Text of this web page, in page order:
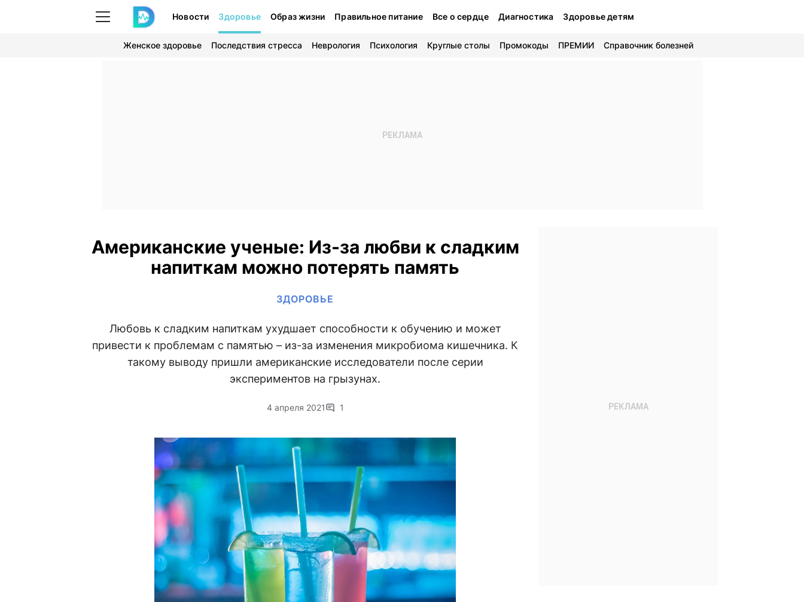
Новости Здоровье Образ жизни Правильное питание Все о сердце Диагностика Здоровье детям
Женское здоровье Последствия стресса Неврология Психология Круглые столы Промокоды ПРЕМИИ Справочник болезней
Американские ученые: Из-за любви к сладким
напиткам можно потерять память
ЗДОРОВЬЕ
Любовь к сладким напиткам ухудшает способности к обучению и может
привести к проблемам с памятью – из-за изменения микробиома кишечника. К
такому выводу пришли американские исследователи после серии
экспериментов на грызунах.
4 апреля 2021 1